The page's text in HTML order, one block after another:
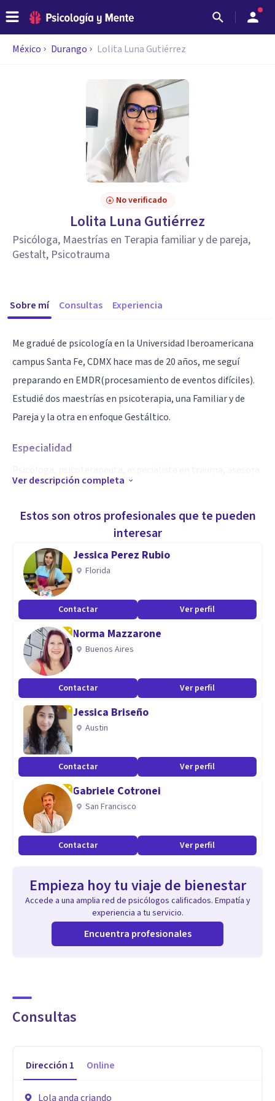
México Durango Lolita Luna Gutiérrez
No verificado
Lolita Luna Gutiérrez
Psicóloga, Maestrías en Terapia familiar y de pareja,
Gestalt, Psicotrauma
Sobre mí Consultas Experiencia
Me gradué de psicología en la Universidad Iberoamericana
campus Santa Fe, CDMX hace mas de 20 años, me seguí
preparando en EMDR(procesamiento de eventos difíciles).
Estudié dos maestrías en psicoterapia, una Familiar y de
Pareja y la otra en enfoque Gestáltico.
Especialidad
en instituciones de seguridad nacional en atención a
superior, tanto como docente y psicoterapeuta. Así como
en empresas privadas apoyando en el tema de salud mental
y recientemente en una importante empresa con presencia
a nivel internacional en temas de crianza respetuosa.
Aptitudes
Despertar el poder de sentirte a salvo, saliendo del modo
sobrevivencia.
Ver descripción completa
Estos son otros profesionales que te pueden
interesar
Jessica Perez Rubio
Florida
Contactar Ver perfil
Norma Mazzarone
Buenos Aires
Contactar Ver perfil
Jessica Briseño
Austin
Contactar Ver perfil
Gabriele Cotronei
San Francisco
Contactar Ver perfil
Empieza hoy tu viaje de bienestar
Accede a una amplia red de psicólogos calificados. Empatía y
experiencia a tu servicio.
Encuentra profesionales
Consultas
Dirección 1 Online
Lola anda criando